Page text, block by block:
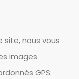
site, nous vous
images
GPS.